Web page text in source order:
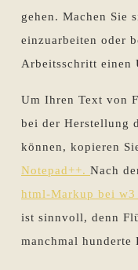
gehen. Machen Sie
einzuarbeiten oder
Arbeitsschritt einen
Um Ihren Text von
bei der Herstellung
können, kopieren
Notepad++. Nach
html-Markup bei w3
ist sinnvoll, denn
manchmal hunderte